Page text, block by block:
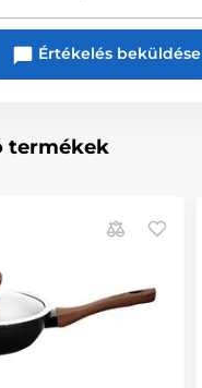
Értékelés beküldése
termékek